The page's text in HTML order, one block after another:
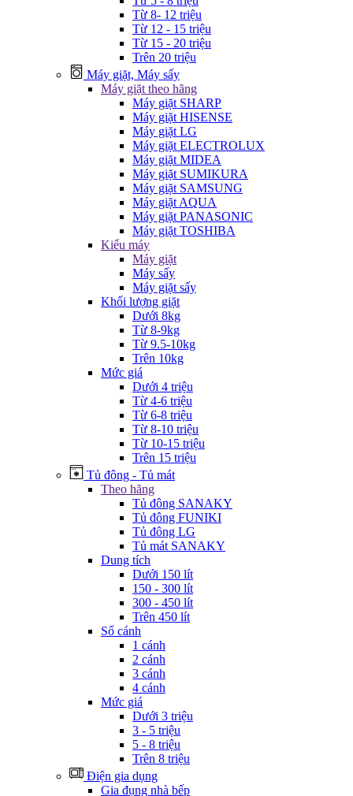
Từ 8- 12 triệu
Từ 12 - 15 triệu
Từ 15 - 20 triệu
Trên 20 triệu
Máy giặt, Máy sấy
Máy giặt theo hãng
Máy giặt SHARP
Máy giặt HISENSE
Máy giặt LG
Máy giặt ELECTROLUX
Máy giặt MIDEA
Máy giặt SUMIKURA
Máy giặt SAMSUNG
Máy giặt AQUA
Máy giặt PANASONIC
Máy giặt TOSHIBA
Kiểu máy
Máy giặt
Máy sấy
Máy giặt sấy
Khối lượng giặt
Dưới 8kg
Từ 8-9kg
Từ 9.5-10kg
Trên 10kg
Mức giá
Dưới 4 triệu
Từ 4-6 triệu
Từ 6-8 triệu
Từ 8-10 triệu
Từ 10-15 triệu
Trên 15 triệu
Tủ đông - Tủ mát
Theo hãng
Tủ đông SANAKY
Tủ đông FUNIKI
Tủ đông LG
Tủ mát SANAKY
Dung tích
Dưới 150 lít
150 - 300 lít
300 - 450 lít
Trên 450 lít
Số cánh
1 cánh
2 cánh
3 cánh
4 cánh
Mức giá
Dưới 3 triệu
3 - 5 triệu
5 - 8 triệu
Trên 8 triệu
Điện gia dụng
Gia đụng nhà bếp